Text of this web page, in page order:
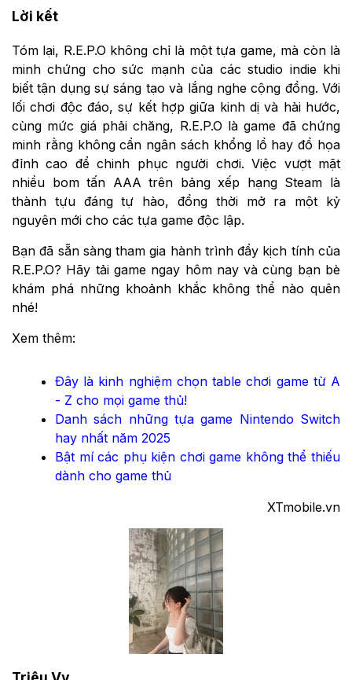
Lời kết
Tóm lại, R.E.P.O không chỉ là một tựa game, mà còn là
minh chứng cho sức mạnh của các studio indie khi
biết tận dụng sự sáng tạo và lắng nghe cộng đồng. Với
lối chơi độc đáo, sự kết hợp giữa kinh dị và hài hước,
cùng mức giá phải chăng, R.E.P.O là game đã chứng
minh rằng không cần ngân sách khổng lồ hay đồ họa
đỉnh cao để chinh phục người chơi. Việc vượt mặt
nhiều bom tấn AAA trên bảng xếp hạng Steam là
thành tựu đáng tự hào, đồng thời mở ra một kỷ
nguyên mới cho các tựa game độc lập.
Bạn đã sẵn sàng tham gia hành trình đầy kịch tính của
R.E.P.O? Hãy tải game ngay hôm nay và cùng bạn bè
khám phá những khoảnh khắc không thể nào quên
nhé!
Xem thêm:
Đây là kinh nghiệm chọn table chơi game từ A
- Z cho mọi game thủ!
Danh sách những tựa game Nintendo Switch
hay nhất năm 2025
Bật mí các phụ kiện chơi game không thể thiếu
dành cho game thủ
XTmobile.vn